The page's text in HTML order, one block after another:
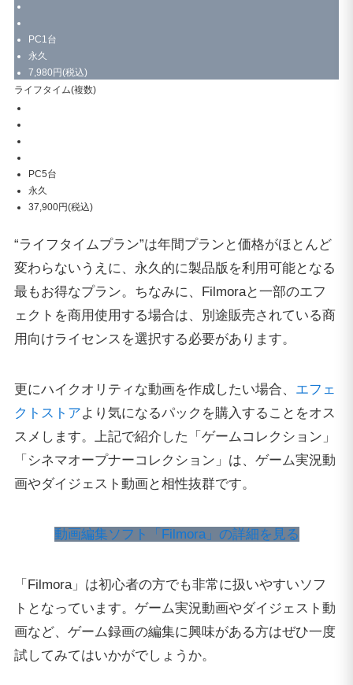
PC1台
永久
7,980円(税込)
ライフタイム(複数)
PC5台
永久
37,900円(税込)
“ライフタイムプラン”は年間プランと価格がほとんど
変わらないうえに、永久的に製品版を利用可能となる
最もお得なプラン。ちなみに、Filmoraと一部のエフ
ェクトを商用使用する場合は、別途販売されている商
用向けライセンスを選択する必要があります。
更にハイクオリティな動画を作成したい場合、 エフェ
クトストアより気になるパックを購入することをオス
スメします。上記で紹介した「ゲームコレクション」
「シネマオープナーコレクション」は、ゲーム実況動
画やダイジェスト動画と相性抜群です。
動画編集ソフト「Filmora」の詳細を見る
「Filmora」は初心者の方でも非常に扱いやすいソフ
トとなっています。ゲーム実況動画やダイジェスト動
画など、ゲーム録画の編集に興味がある方はぜひ一度
試してみてはいかがでしょうか。